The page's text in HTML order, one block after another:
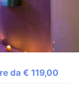
da € 119,00